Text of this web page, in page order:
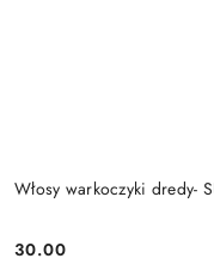
Włosy warkoczyki dredy-
Cena:
30.00